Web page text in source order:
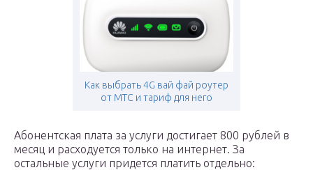
Как выбрать 4G вай фай роутер
от МТС и тариф для него
Абонентская плата за услуги достигает 800 рублей в
месяц и расходуется только на интернет. За
остальные услуги придется платить отдельно: